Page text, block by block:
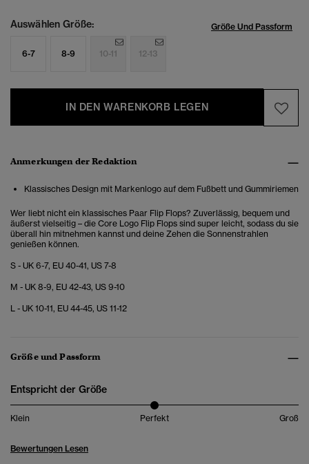
Auswählen Größe: Größe Und Passform
6-7 8-9 10-11 12-13
IN DEN WARENKORB LEGEN
Anmerkungen der Redaktion
Klassisches Design mit Markenlogo auf dem Fußbett und Gummiriemen
Wer liebt nicht ein klassisches Paar Flip Flops? Zuverlässig, bequem und
äußerst vielseitig – die Core Logo Flip Flops sind super leicht, sodass du sie
überall hin mitnehmen kannst und deine Zehen die Sonnenstrahlen
genießen können.
S - UK 6-7, EU 40-41, US 7-8
M - UK 8-9, EU 42-43, US 9-10
L - UK 10-11, EU 44-45, US 11-12
Größe und Passform
Entspricht der Größe
Klein Perfekt Groß
Bewertungen Lesen